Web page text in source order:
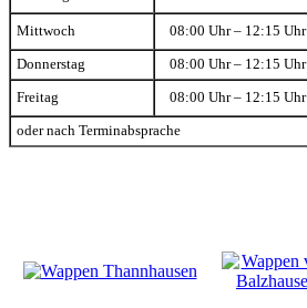
Mittwoch 08:00 Uhr – 12:15 Uhr
Donnerstag 08:00 Uhr – 12:15 Uhr
Freitag 08:00 Uhr – 12:15 Uhr
oder nach Terminabsprache